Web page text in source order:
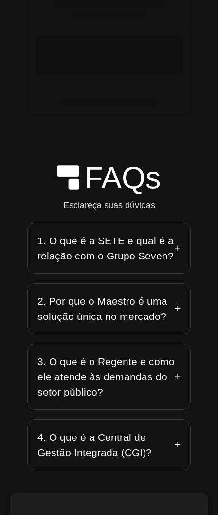
FAQs
Esclareça suas dúvidas
1. O que é a SETE e qual é a
relação com o Grupo Seven?
+
2. Por que o Maestro é uma
solução única no mercado?
+
3. O que é o Regente e como
ele atende às demandas do
setor público?
+
4. O que é a Central de
Gestão Integrada (CGI)?
+